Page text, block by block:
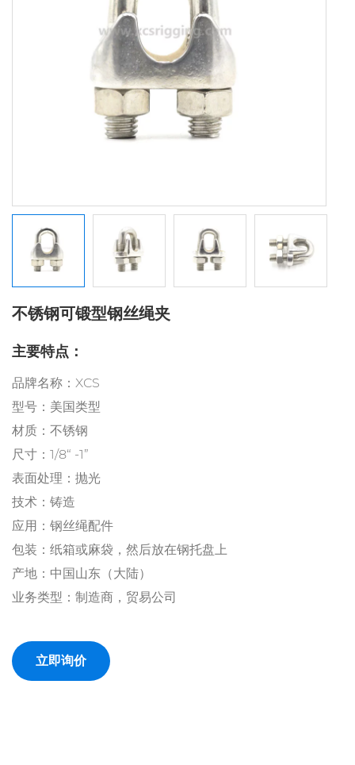
不锈钢可锻型钢丝绳夹
主要特点：
品牌名称：XCS
型号：美国类型
材质：不锈钢
尺寸：1/8“ -1”
表面处理：抛光
技术：铸造
应用：钢丝绳配件
包装：纸箱或麻袋，然后放在钢托盘上
产地：中国山东（大陆）
业务类型：制造商，贸易公司
立即询价